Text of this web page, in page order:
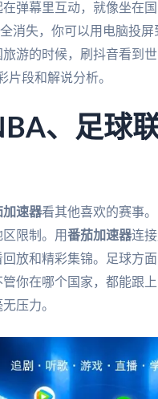
弹幕里互动，就像坐在
消失，你可以用电脑投
游的时候，刷抖音看到
片段和解说分析。
、足球
加速器看其他喜欢的赛事
限制。用番茄加速器连
放和精彩集锦。足球方
你在哪个国家，都能跟
压力。